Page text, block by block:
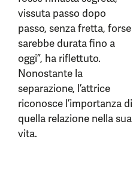
vissuta passo dopo
passo, senza fretta, forse
sarebbe durata fino a
oggi”, ha riflettuto.
Nonostante la
separazione, l’attrice
riconosce l’importanza di
quella relazione nella sua
vita.